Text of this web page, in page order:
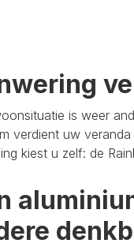
is weer
verdient uw
kiest u zelf: de